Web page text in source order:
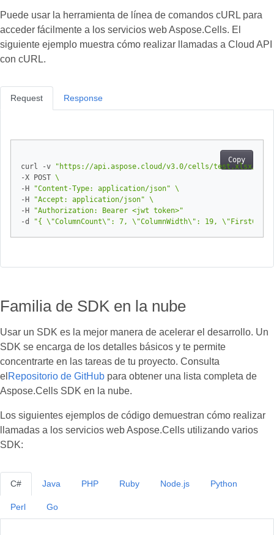
Puede usar la herramienta de línea de comandos cURL para
acceder fácilmente a los servicios web Aspose.Cells. El
siguiente ejemplo muestra cómo realizar llamadas a Cloud API
con cURL.
Request
Copy
curl -v
"https://api.aspose.cloud/v3.0/cells/test.xlsx/
-X POST
-H
"Content-Type: application/json"
-H
"Accept: application/json"
-H
"Authorization: Bearer <jwt token>"
-d
"{ \"ColumnCount\": 7, \"ColumnWidth\": 19,
Response
Familia de SDK en la nube
Usar un SDK es la mejor manera de acelerar el desarrollo. Un
SDK se encarga de los detalles básicos y te permite
concentrarte en las tareas de tu proyecto. Consulta
el Repositorio de GitHub para obtener una lista completa de
Aspose.Cells SDK en la nube.
Los siguientes ejemplos de código demuestran cómo realizar
llamadas a los servicios web Aspose.Cells utilizando varios
SDK:
C# Java PHP Ruby Node.js Python
Perl Go